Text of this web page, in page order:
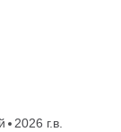
2026 г.в.